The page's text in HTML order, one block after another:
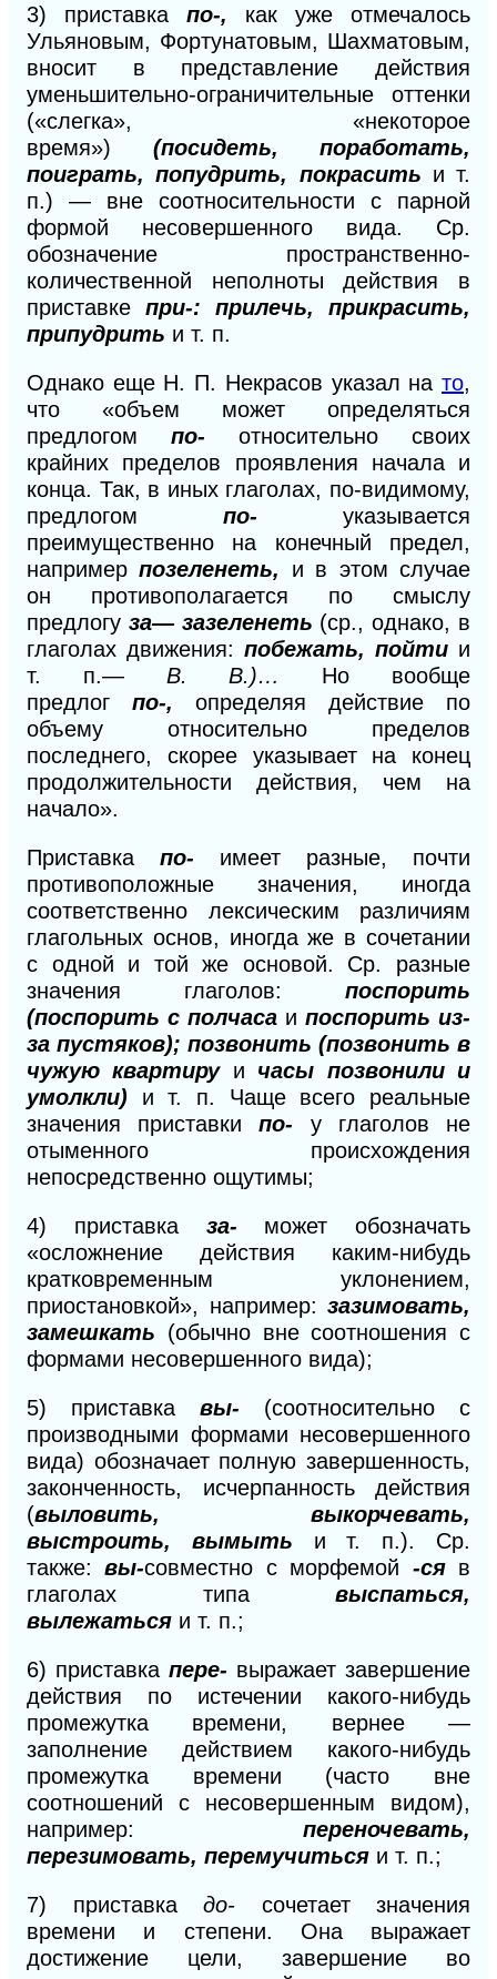
3)
приставка по-, как уже отмечалось
Ульяновым, Фортунатовым, Шахматовым,
вносит в представление действия
уменьшительно-ограничительные оттенки
(«слегка», «некоторое
время») (посидеть, поработать,
поиграть, попудрить, покрасить и т.
п.) — вне соотносительности с парной
формой несовершенного вида. Ср.
обозначение пространственно-
количественной неполноты действия в
приставке при-: прилечь, прикрасить,
припудрить и т. п.
Однако еще Н. П. Некрасов указал на то,
что «объем может определяться
предлогом по- относительно своих
крайних пределов проявления начала и
конца. Так, в иных глаголах, по-видимому,
предлогом по- указывается
преимущественно на конечный предел,
напримерпозеленеть, и в этом случае
он противополагается по смыслу
предлогу за— зазеленеть (ср., однако, в
глаголах движения: побежать, пойти и
т. п.— В. В.)… Но вообще
предлог по-, определяя действие по
объему относительно пределов
последнего, скорее указывает на конец
продолжительности действия, чем на
начало».
Приставка по- имеет разные, почти
противоположные значения, иногда
соответственно лексическим различиям
глагольных основ, иногда же в сочетании
с одной и той же основой. Ср. разные
значения глаголов: поспорить
(поспорить с полчаса и поспорить из-
за пустяков); позвонить (позвонить в
чужую квартиру и часы позвонили и
умолкли) и т. п. Чаще всего реальные
значения приставкипо- у глаголов не
отыменного происхождения
непосредственно ощутимы;
4)
приставка за- может обозначать
«осложнение действия каким-нибудь
кратковременным уклонением,
приостановкой», например: зазимовать,
замешкать (обычно вне соотношения с
формами несовершенного вида);
5)
приставка вы- (соотносительно с
производными формами несовершенного
вида) обозначает полную завершенность,
законченность, исчерпанность действия
(выловить, выкорчевать,
выстроить, вымыть и т. п.). Ср.
также:вы-совместно с морфемой -ся в
глаголах типа выспаться,
вылежаться и т. п.;
6) приставка пере- выражает завершение
действия по истечении какого-нибудь
промежутка времени, вернее —
заполнение действием какого-нибудь
промежутка времени (часто вне
соотношений с несовершенным видом),
например: переночевать,
перезимовать, перемучиться и т. п.;
7)
приставка до- сочетает значения
времени и степени. Она выражает
достижение цели, завершение во